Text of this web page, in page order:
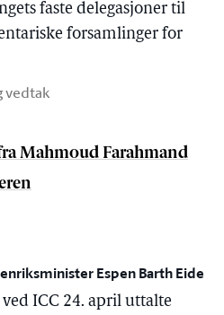
faste delegasjoner til
forsamlinger for
vedtak
Mahmoud Farahmand
Espen Barth Eide
ICC 24. april uttalte